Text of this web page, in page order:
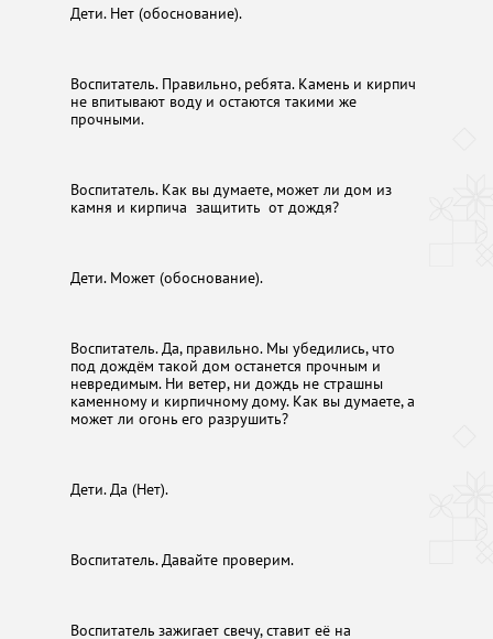
Дети. Нет (обоснование).
Воспитатель. Правильно, ребята. Камень и кирпич
не впитывают воду и остаются такими же
прочными.
Воспитатель. Как вы думаете, может ли дом из
камня и кирпича защитить от дождя?
Дети. Может (обоснование).
Воспитатель. Да, правильно. Мы убедились, что
под дождём такой дом останется прочным и
невредимым. Ни ветер, ни дождь не страшны
каменному и кирпичному дому. Как вы думаете, а
может ли огонь его разрушить?
Дети. Да (Нет).
Воспитатель. Давайте проверим.
Воспитатель зажигает свечу, ставит её на